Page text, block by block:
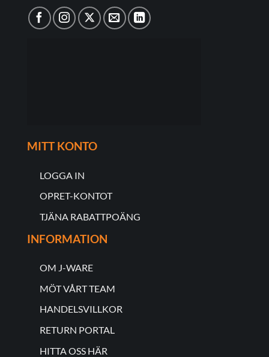
MITT KONTO
LOGGA IN
OPRET-KONTOT
TJÄNA RABATTPOÄNG
INFORMATION
OM J-WARE
MÖT VÅRT TEAM
HANDELSVILLKOR
RETURN PORTAL
HITTA OSS HÄR